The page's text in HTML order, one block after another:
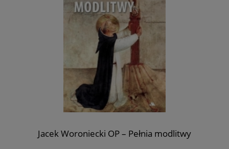
Jacek Woroniecki OP – Pełnia modlitwy